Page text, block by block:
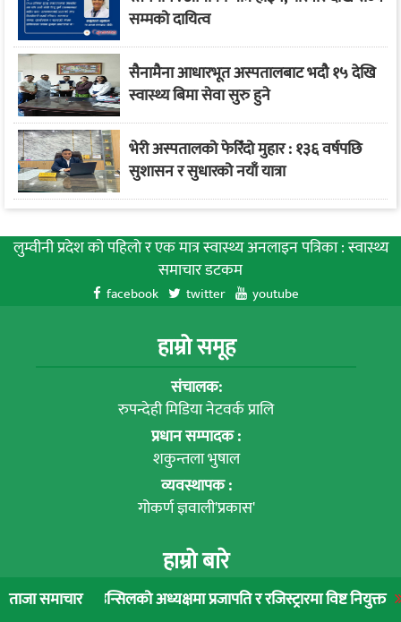
ताजा समाचारअध्यक्षमा प्रजापति र रजिस्ट्रारमा विष्ट नियुक्त लुम्बिनी
सम्मको दायित्व
सैनामैना आधारभूत अस्पतालबाट भदौ १५ देखि
स्वास्थ्य बिमा सेवा सुरु हुने
भेरी अस्पतालको फेरिँदो मुहार : १३६ वर्षपछि
सुशासन र सुधारको नयाँ यात्रा
लुम्वीनी प्रदेश को पहिलाे र एक मात्र स्वास्थ्य अनलाइन पत्रिका : स्वास्थ्य
समाचार डटकम
facebook twitter youtube
हाम्रो समूह
संचालक:
रुपन्देही मिडिया नेटवर्क प्रालि
प्रधान सम्पादक :
शकुन्तला भुषाल
व्यवस्थापक :
गोकर्ण ज्ञवाली'प्रकास'
हाम्रो बारे